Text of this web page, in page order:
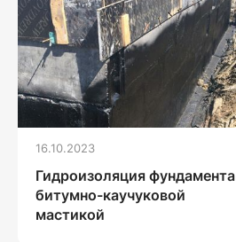
16.10.2023
Гидроизоляция фундамента
битумно-каучуковой
мастикой